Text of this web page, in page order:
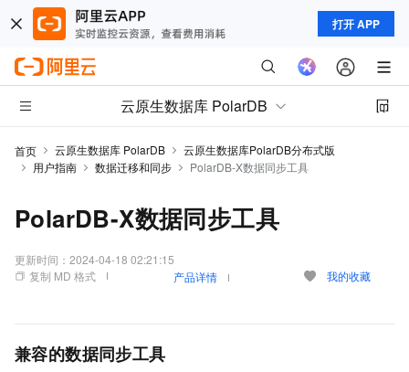
打开 APP
云原生数据库 PolarDB
首页 云原生数据库 PolarDB
云原生数据库PolarDB分布式版
用户指南
数据迁移和同步 PolarDB-X数据同步工具
PolarDB-X数据同步工具
更新时间： 2024-04-18 02:21:15
复制 MD 格式
产品详情 我的收藏
兼容的数据同步工具